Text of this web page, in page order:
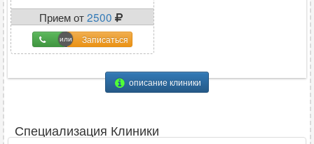
Прием от2500
Записаться
описание клиники
Специализация Клиники